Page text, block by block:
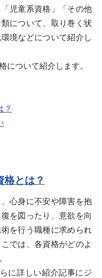
児童系資格」「その他
について、取り巻く状
境などについて紹介し
について紹介します。
？
格とは？
心身に不安や障害を抱
を図ったり、意欲を向
を行う職種に求められ
では、各資格がどのよ
に詳しい紹介記事にジ